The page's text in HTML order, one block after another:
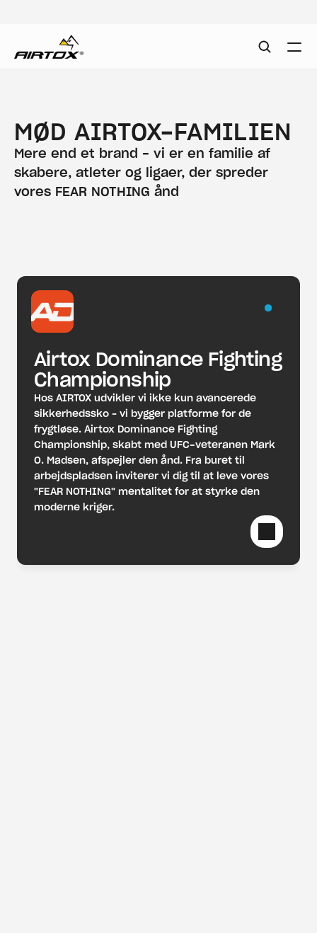
MØD AIRTOX-FAMILIEN
Mere end et brand - vi er en familie af
skabere, atleter og ligaer, der spreder
vores FEAR NOTHING ånd
Airtox Dominance Fighting
Championship
Hos AIRTOX udvikler vi ikke kun avancerede
sikkerhedssko – vi bygger platforme for de
frygtløse. Airtox Dominance Fighting
Championship, skabt med UFC-veteranen Mark
O. Madsen, afspejler den ånd. Fra buret til
arbejdspladsen inviterer vi dig til at leve vores
"FEAR NOTHING" mentalitet for at styrke den
moderne kriger.